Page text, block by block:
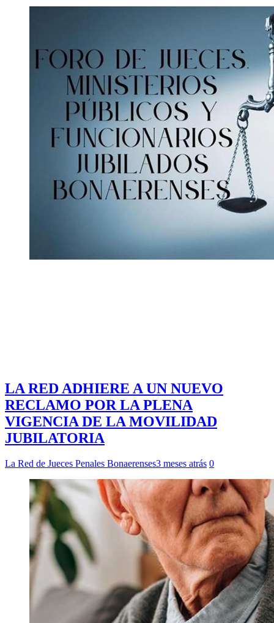
LA RED ADHIERE A UN NUEVO
RECLAMO POR LA PLENA
VIGENCIA DE LA MOVILIDAD
JUBILATORIA
La Red de Jueces Penales Bonaerenses3 meses atrás 0